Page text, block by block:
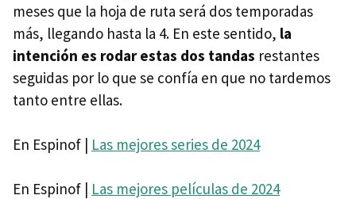
meses que la hoja de ruta será dos temporadas
más, llegando hasta la 4. En este sentido, la
intención es rodar estas dos tandas restantes
seguidas por lo que se confía en que no tardemos
tanto entre ellas.
En Espinof | Las mejores series de 2024
En Espinof | Las mejores películas de 2024